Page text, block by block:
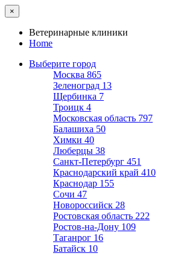
×
Ветеринарные клиники
Home
Выберите город
Москва 865
Зеленоград 13
Щербинка 7
Троицк 4
Московская область 797
Балашиха 50
Химки 40
Люберцы 38
Санкт-Петербург 451
Краснодарский край 410
Краснодар 155
Сочи 47
Новороссийск 28
Ростовская область 222
Ростов-на-Дону 109
Таганрог 16
Батайск 10